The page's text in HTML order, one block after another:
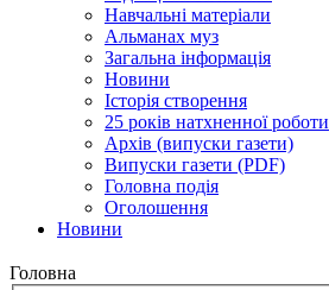
Навчальні матеріали
Альманах муз
Загальна інформація
Новини
Історія створення
25 років натхненної роботи
Архів (випуски газети)
Випуски газети (PDF)
Головна подія
Оголошення
Новини
Головна